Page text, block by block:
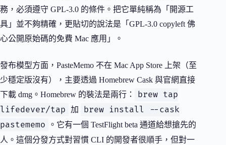
務，必須遵守 GPL-3.0 的條件。把它單純稱為「開源工
具」並不夠精確，更貼切的說法是「GPL-3.0 copyleft 佛
心公開原始碼的免費 Mac 應用」。
發布模型方面，PasteMemo 不在 Mac App Store 上架（至
少穩定版沒有），主要透過 Homebrew Cask 與官網直接
下載 dmg。Homebrew 的裝法是兩行：
brew tap
lifedever/tap
加
brew install --cask
pastememo
。它有一個 TestFlight beta 通道給想搶先的
人。這個分發方式對習慣 CLI 的開發者很順手，但對一